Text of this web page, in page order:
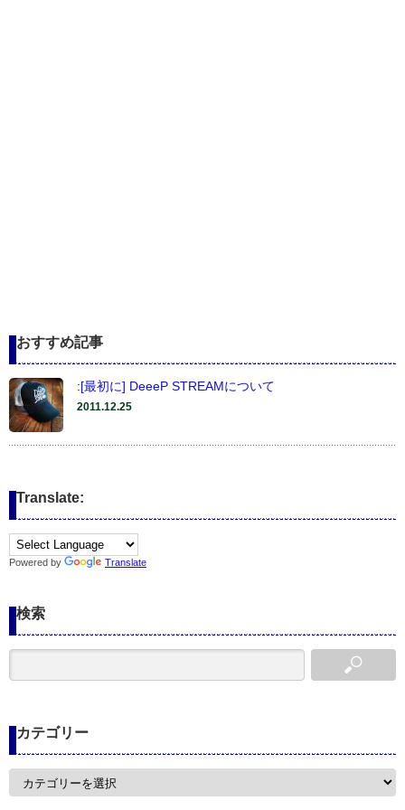
おすすめ記事
:[最初に] DeeeP STREAMについて
2011.12.25
Translate:
Powered by Translate
検索
カテゴリー
カ